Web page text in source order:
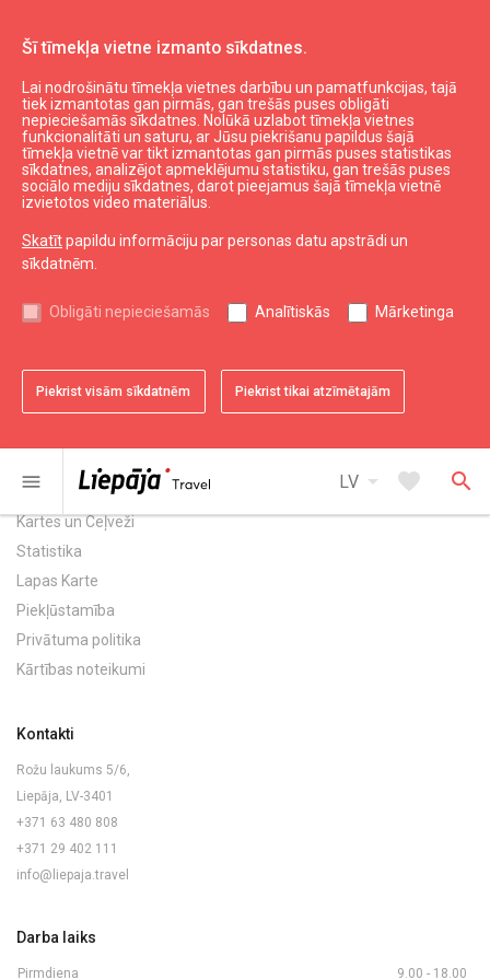
Šī tīmekļa vietne izmanto sīkdatnes.
Lai nodrošinātu tīmekļa vietnes darbību un pamatfunkcijas, tajā
tiek izmantotas gan pirmās, gan trešās puses obligāti
nepieciešamās sīkdatnes. Nolūkā uzlabot tīmekļa vietnes
funkcionalitāti un saturu, ar Jūsu piekrišanu papildus šajā
tīmekļa vietnē var tikt izmantotas gan pirmās puses statistikas
sīkdatnes, analizējot apmeklējumu statistiku, gan trešās puses
sociālo mediju sīkdatnes, darot pieejamus šajā tīmekļa vietnē
izvietotos video materiālus.
Skatītpapildu informāciju par personas datu apstrādi un
sīkdatnēm.
Obligāti nepieciešamās Analītiskās Mārketinga
Piekrist visām sīkdatnēm Piekrist tikai atzīmētajām
menu LV arrow_drop_down favorite search
SEB
Uz augšu expand_less
Informācija
Liepājas kultūra
Liepājas sports
Kurzemes tūrisms
Noderīgi
Kartes un Ceļveži
Statistika
Lapas Karte
Piekļūstamība
Privātuma politika
Kārtības noteikumi
Kontakti
Rožu laukums 5/6,
Liepāja, LV-3401
+371 63 480 808
+371 29 402 111
info@liepaja.travel
Darba laiks
Pirmdiena 9.00 - 18.00